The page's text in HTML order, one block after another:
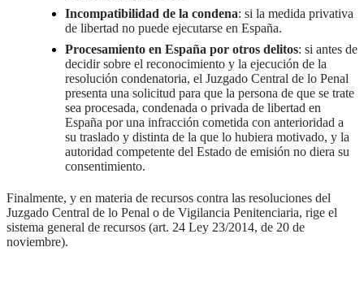
Incompatibilidad de la condena: si la medida privativa
de libertad no puede ejecutarse en España.
Procesamiento en España por otros delitos: si antes de
decidir sobre el reconocimiento y la ejecución de la
resolución condenatoria, el Juzgado Central de lo Penal
presenta una solicitud para que la persona de que se trate
sea procesada, condenada o privada de libertad en
España por una infracción cometida con anterioridad a
su traslado y distinta de la que lo hubiera motivado, y la
autoridad competente del Estado de emisión no diera su
consentimiento.
Finalmente, y en materia de recursos contra las resoluciones del
Juzgado Central de lo Penal o de Vigilancia Penitenciaria, rige el
sistema general de recursos (art. 24 Ley 23/2014, de 20 de
noviembre).